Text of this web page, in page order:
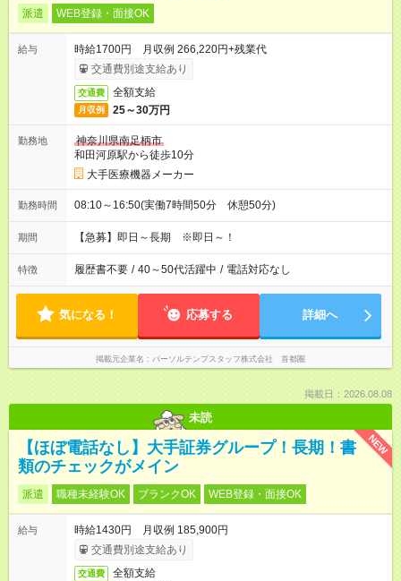
派遣 WEB登録・面接OK
給与
時給1700円 月収例 266,220円+残業代
交通費別途支給あり
交通費 全額支給
月収例 25～30万円
勤務地
神奈川県南足柄市
和田河原駅から徒歩10分
大手医療機器メーカー
勤務時間 08:10～16:50(実働7時間50分 休憩50分)
期間 【急募】即日～長期 ※即日～！
特徴 履歴書不要 / 40～50代活躍中 / 電話対応なし
気になる！ 応募する 詳細へ
掲載元企業名 パーソルテンプスタッフ株式会社 首都圏
掲載日：2026.08.08
未読
NEW
【ほぼ電話なし】大手証券グループ！長期！書
類のチェックがメイン
派遣 職種未経験OK ブランクOK WEB登録・面接OK
給与
時給1430円 月収例 185,900円
交通費別途支給あり
交通費 全額支給